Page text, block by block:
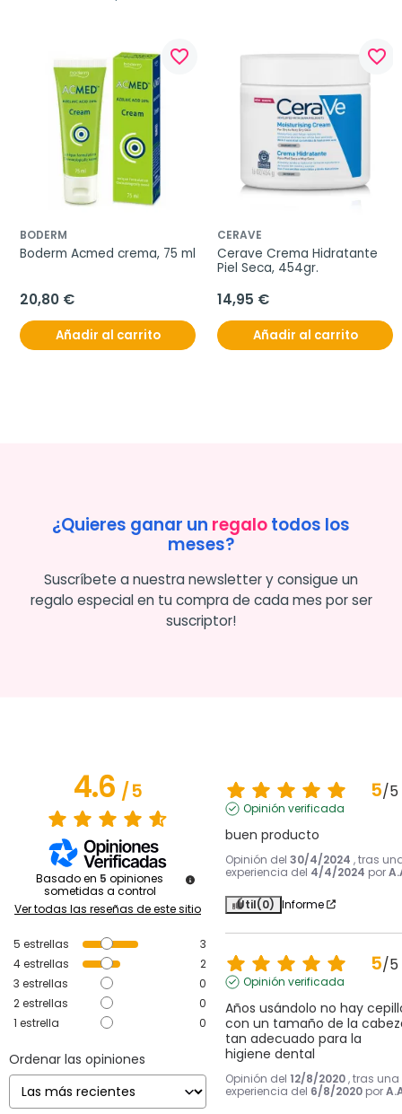
favorite_border
BODERM
Boderm Acmed crema, 75 ml
20,80 €
Añadir al carrito
favorite_border
CERAVE
Cerave Crema Hidratante
Piel Seca, 454gr.
14,95 €
Añadir al carrito
¿Quieres ganar un regalotodos los
meses?
Suscríbete a nuestra newsletter y consigue un
regalo especial en tu compra de cada mes por ser
suscriptor!
4.6/5
Basado en 5 opiniones
sometidas a control
Ver todas las reseñas de este sitio
5 estrellas
3
4estrellas
2
3 estrellas
0
2estrellas
0
1 estrella 0
Ordenar las opiniones
5/5
Opinión verificada
buen producto
Opinión del 30/4/2024 , tras
experiencia del 4/4/2024 por
Útil(0) Informe
5/5
Opinión verificada
Años usándolo no hay
con un tamaño de la
tan adecuado para la
higiene dental
Opinión del 12/8/2020 , tras una
experiencia del 6/8/2020 por